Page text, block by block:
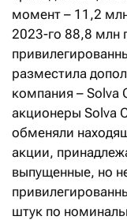
момент – 11,2
2023-го 88,8 млн
разместила
компания – Solva
акционеры Solva
обменяли
акции,
выпущенные, но
штук по